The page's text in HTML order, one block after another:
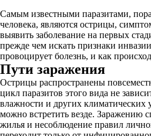
Самым известными паразитами,
человека, являются острицы,
выявить заболевание на первых
прежде чем искать признаки
провоцирует болезнь, и как
Пути заражения
Острицы распространены
цикл паразитов этого вида не
влажности и других климатических
можно встретить везде. Заражению
жилья и несоблюдение правил